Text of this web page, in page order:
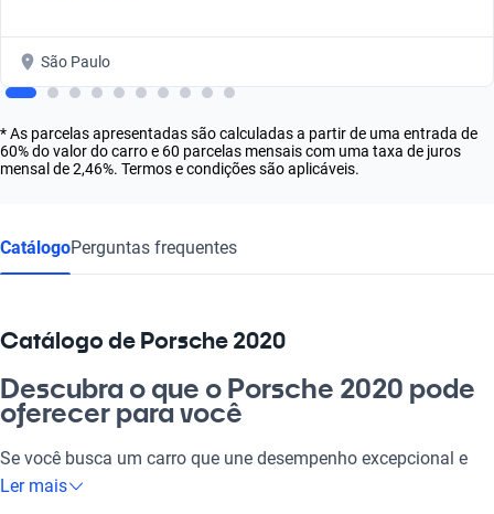
São Paulo
* As parcelas apresentadas são calculadas a partir de uma entrada de
60% do valor do carro e 60 parcelas mensais com uma taxa de juros
mensal de 2,46%. Termos e condições são aplicáveis.
CatálogoPerguntas frequentes
Catálogo de Porsche 2020
Descubra o que o Porsche 2020 pode
oferecer para você
Se você busca um carro que une desempenho excepcional e
conforto inigualável, o Porsche 2020 é a escolha perfeita. Com
Ler mais